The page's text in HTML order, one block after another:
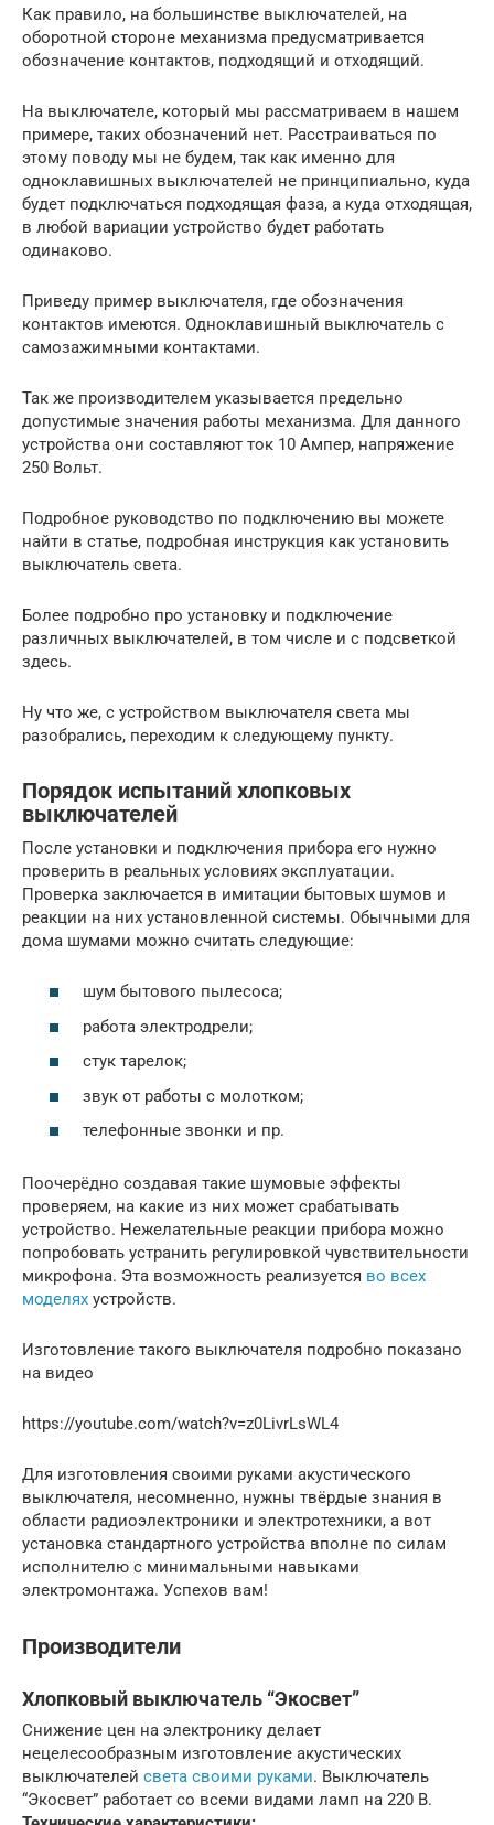
Как правило, на большинстве выключателей, на
оборотной стороне механизма предусматривается
обозначение контактов, подходящий и отходящий.
На выключателе, который мы рассматриваем в нашем
примере, таких обозначений нет. Расстраиваться по
этому поводу мы не будем, так как именно для
одноклавишных выключателей не принципиально, куда
будет подключаться подходящая фаза, а куда отходящая,
в любой вариации устройство будет работать
одинаково.
Приведу пример выключателя, где обозначения
контактов имеются. Одноклавишный выключатель с
самозажимными контактами.
Так же производителем указывается предельно
допустимые значения работы механизма. Для данного
устройства они составляют ток 10 Ампер, напряжение
250 Вольт.
Подробное руководство по подключению вы можете
найти в статье, подробная инструкция как установить
выключатель света.
Более подробно про установку и подключение
различных выключателей, в том числе и с подсветкой
здесь.
Ну что же, с устройством выключателя света мы
разобрались, переходим к следующему пункту.
Порядок испытаний хлопковых
выключателей
После установки и подключения прибора его нужно
проверить в реальных условиях эксплуатации.
Проверка заключается в имитации бытовых шумов и
реакции на них установленной системы. Обычными для
дома шумами можно считать следующие:
шум бытового пылесоса;
работа электродрели;
стук тарелок;
звук от работы с молотком;
телефонные звонки и пр.
Поочерёдно создавая такие шумовые эффекты
проверяем, на какие из них может срабатывать
устройство. Нежелательные реакции прибора можно
попробовать устранить регулировкой чувствительности
микрофона. Эта возможность реализуется во всех
моделях устройств.
Изготовление такого выключателя подробно показано
на видео
https://youtube.com/watch?v=z0LivrLsWL4
Для изготовления своими руками акустического
выключателя, несомненно, нужны твёрдые знания в
области радиоэлектроники и электротехники, а вот
установка стандартного устройства вполне по силам
исполнителю с минимальными навыками
электромонтажа. Успехов вам!
Производители
Хлопковый выключатель “Экосвет”
Снижение цен на электронику делает
нецелесообразным изготовление акустических
выключателей света своими руками. Выключатель
“Экосвет” работает со всеми видами ламп на 220 В.